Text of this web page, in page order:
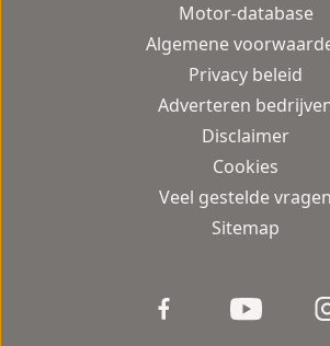
Motor-database
Algemene
Privacy beleid
Adverteren
Disclaimer
Cookies
Veel gestelde vragen
Sitemap